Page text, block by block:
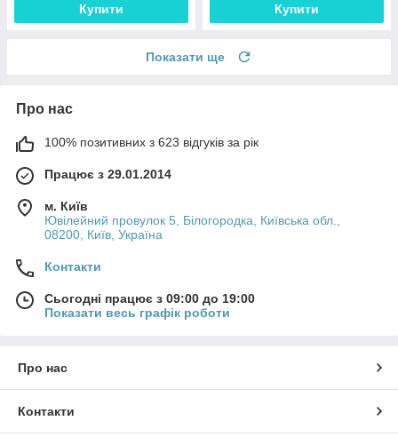
Купити Купити
Показати ще
Про нас
100% позитивних з 623 відгуків за рік
Працює з 29.01.2014
м. Київ
Ювілейний провулок 5, Білогородка, Київська обл.,
08200, Київ, Україна
Контакти
Сьогодні працює з 09:00 до 19:00
Показати весь графік роботи
Про нас
Контакти